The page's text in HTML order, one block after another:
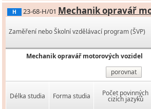
H 23-68-H/01 Mechanik opravář
Zaměření nebo Školní vzdělávací program (ŠVP)
Mechanik opravář motorových vozidel
porovnat
Délka studia Forma studia Počet povinných
cizích jazyků